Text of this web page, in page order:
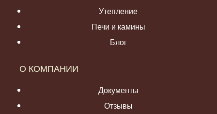
Утепление
Печи и камины
Блог
О КОМПАНИИ
Документы
Отзывы